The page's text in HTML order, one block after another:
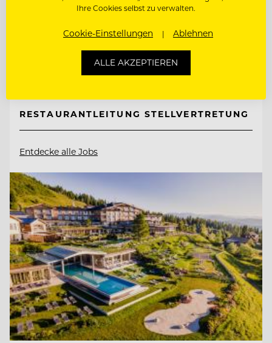
8172 Heilbrunn, Österreich
WIR BITTEN ZU TISCH. UND FREUEN UNS
RESTAURANTLEITUNG STELLVERTRETUNG
Entdecke alle Jobs
Ihre Cookies selbst zu verwalten.
Cookie-Einstellungen Ablehnen
ALLE AKZEPTIEREN